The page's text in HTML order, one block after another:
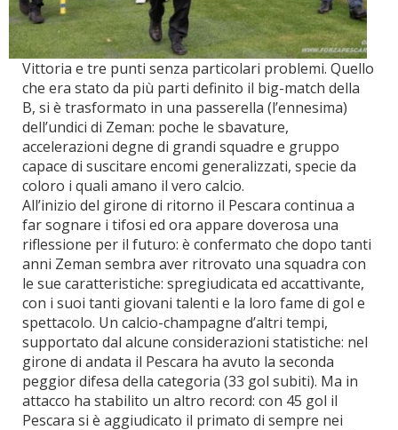
Vittoria e tre punti senza particolari problemi. Quello
che era stato da più parti definito il big-match della
B, si è trasformato in una passerella (l’ennesima)
dell’undici di Zeman: poche le sbavature,
accelerazioni degne di grandi squadre e gruppo
capace di suscitare encomi generalizzati, specie da
coloro i quali amano il vero calcio.
All’inizio del girone di ritorno il Pescara continua a
far sognare i tifosi ed ora appare doverosa una
riflessione per il futuro: è confermato che dopo tanti
anni Zeman sembra aver ritrovato una squadra con
le sue caratteristiche: spregiudicata ed accattivante,
con i suoi tanti giovani talenti e la loro fame di gol e
spettacolo. Un calcio-champagne d’altri tempi,
supportato dal alcune considerazioni statistiche: nel
girone di andata il Pescara ha avuto la seconda
peggior difesa della categoria (33 gol subiti). Ma in
attacco ha stabilito un altro record: con 45 gol il
Pescara si è aggiudicato il primato di sempre nei